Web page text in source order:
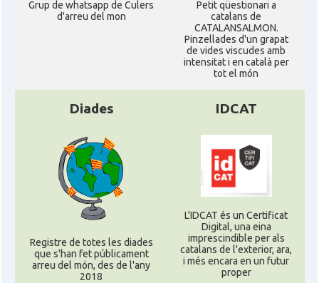
Grup de whatsapp de Culers
d'arreu del mon
Petit qüestionari a
catalans de
CATALANSALMON.
Pinzellades d'un grapat
de vides viscudes amb
intensitat i en català per
tot el món
Diades
Registre de totes les diades
que s'han fet públicament
arreu del món, des de l'any
2018
IDCAT
L'IDCAT és un Certificat
Digital, una eina
imprescindible per als
catalans de l'exterior, ara,
i més encara en un futur
proper